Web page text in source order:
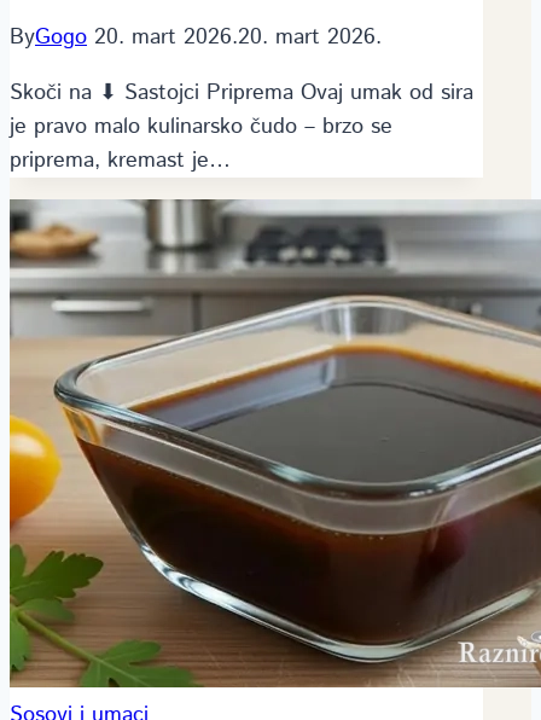
ByGogo 20. mart 2026.20. mart 2026.
Skoči na ⬇ Sastojci Priprema Ovaj umak od sira
je pravo malo kulinarsko čudo – brzo se
priprema, kremast je…